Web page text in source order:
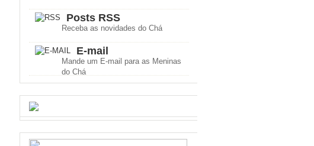
Posts RSS
Receba as novidades do Chá
E-mail
Mande um E-mail para as Meninas
do Chá